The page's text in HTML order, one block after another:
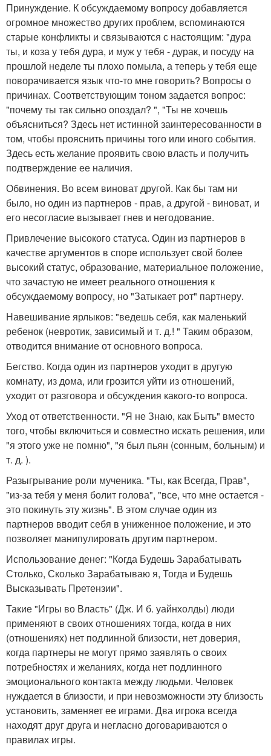
Принуждение. К обсуждаемому вопросу добавляется
огромное множество других проблем, вспоминаются
старые конфликты и связываются с настоящим: "дура
ты, и коза у тебя дура, и муж у тебя - дурак, и посуду на
прошлой неделе ты плохо помыла, а теперь у тебя еще
поворачивается язык что-то мне говорить? Вопросы о
причинах. Соответствующим тоном задается вопрос:
"почему ты так сильно опоздал? ", "Ты не хочешь
объясниться? Здесь нет истинной заинтересованности в
том, чтобы прояснить причины того или иного события.
Здесь есть желание проявить свою власть и получить
подтверждение ее наличия.
Обвинения. Во всем виноват другой. Как бы там ни
было, но один из партнеров - прав, а другой - виноват, и
его несогласие вызывает гнев и негодование.
Привлечение высокого статуса. Один из партнеров в
качестве аргументов в споре использует свой более
высокий статус, образование, материальное положение,
что зачастую не имеет реального отношения к
обсуждаемому вопросу, но "Затыкает рот" партнеру.
Навешивание ярлыков: "ведешь себя, как маленький
ребенок (невротик, зависимый и т. д.! " Таким образом,
отводится внимание от основного вопроса.
Бегство. Когда один из партнеров уходит в другую
комнату, из дома, или грозится уйти из отношений,
уходит от разговора и обсуждения какого-то вопроса.
Уход от ответственности. "Я не Знаю, как Быть" вместо
того, чтобы включиться и совместно искать решения, или
"я этого уже не помню", "я был пьян (сонным, больным) и
т. д. ).
Разыгрывание роли мученика. "Ты, как Всегда, Прав",
"из-за тебя у меня болит голова", "все, что мне остается -
это покинуть эту жизнь". В этом случае один из
партнеров вводит себя в униженное положение, и это
позволяет манипулировать другим партнером.
Использование денег: "Когда Будешь Зарабатывать
Столько, Сколько Зарабатываю я, Тогда и Будешь
Высказывать Претензии".
Такие "Игры во Власть" (Дж. И б. уайнхолды) люди
применяют в своих отношениях тогда, когда в них
(отношениях) нет подлинной близости, нет доверия,
когда партнеры не могут прямо заявлять о своих
потребностях и желаниях, когда нет подлинного
эмоционального контакта между людьми. Человек
нуждается в близости, и при невозможности эту близость
установить, заменяет ее играми. Два игрока всегда
находят друг друга и негласно договариваются о
правилах игры.